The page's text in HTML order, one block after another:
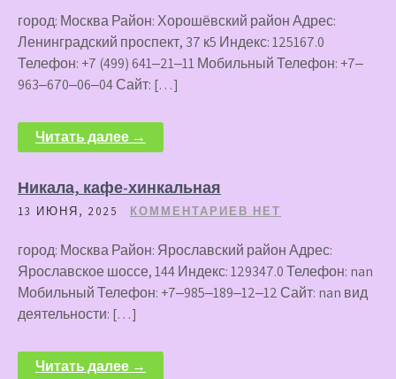
город: Москва Район: Хорошёвский район Адрес:
Ленинградский проспект, 37 к5 Индекс: 125167.0
Телефон: +7 (499) 641‒21‒11 Мобильный Телефон: +7‒
963‒670‒06‒04 Сайт: […]
Читать далее →
Никала, кафе-хинкальная
13 ИЮНЯ, 2025 КОММЕНТАРИЕВ НЕТ
город: Москва Район: Ярославский район Адрес:
Ярославское шоссе, 144 Индекс: 129347.0 Телефон: nan
Мобильный Телефон: +7‒985‒189‒12‒12 Сайт: nan вид
деятельности: […]
Читать далее →